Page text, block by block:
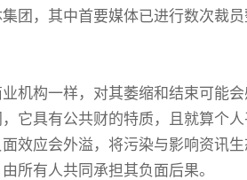
团，其中首要媒体已进行数次裁
机构一样，对其萎缩和结束可能
它具有公共财的特质，且就算个
效应会外溢，将污染与影响资讯
所有人共同承担其负面后果。